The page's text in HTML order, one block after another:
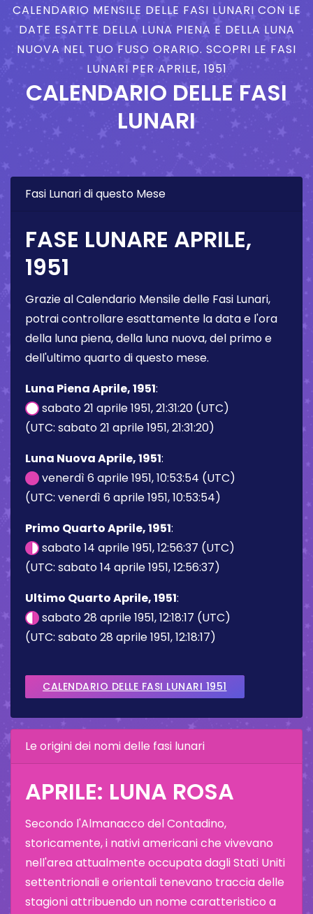
CALENDARIO MENSILE DELLE FASI LUNARI CON LE
DATE ESATTE DELLA LUNA PIENA E DELLA LUNA
NUOVA NEL TUO FUSO ORARIO. SCOPRI LE FASI
LUNARI PER APRILE, 1951
CALENDARIO DELLE FASI
LUNARI
Fasi Lunari di questo Mese
FASE LUNARE APRILE,
1951
Grazie al Calendario Mensile delle Fasi Lunari,
potrai controllare esattamente la data e l'ora
della luna piena, della luna nuova, del primo e
dell'ultimo quarto di questo mese.
Luna Piena Aprile, 1951:
sabato 21 aprile 1951, 21:31:20 (UTC)
(UTC: sabato 21 aprile 1951, 21:31:20)
Luna Nuova Aprile, 1951:
venerdì 6 aprile 1951, 10:53:54 (UTC)
(UTC: venerdì 6 aprile 1951, 10:53:54)
Primo Quarto Aprile, 1951:
sabato 14 aprile 1951, 12:56:37 (UTC)
(UTC: sabato 14 aprile 1951, 12:56:37)
Ultimo Quarto Aprile, 1951:
sabato 28 aprile 1951, 12:18:17 (UTC)
(UTC: sabato 28 aprile 1951, 12:18:17)
CALENDARIO DELLE FASI LUNARI 1951
Le origini dei nomi delle fasi lunari
APRILE: LUNA ROSA
Secondo l'Almanacco del Contadino,
storicamente, i nativi americani che vivevano
nell'area attualmente occupata dagli Stati Uniti
settentrionali e orientali tenevano traccia delle
stagioni attribuendo un nome caratteristico a